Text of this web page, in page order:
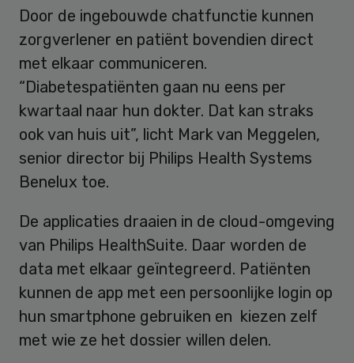
Door de ingebouwde chatfunctie kunnen
zorgverlener en patiënt bovendien direct
met elkaar communiceren.
“Diabetespatiënten gaan nu eens per
kwartaal naar hun dokter. Dat kan straks
ook van huis uit”, licht Mark van Meggelen,
senior director bij Philips Health Systems
Benelux toe.
De applicaties draaien in de cloud-omgeving
van Philips HealthSuite. Daar worden de
data met elkaar geïntegreerd. Patiënten
kunnen de app met een persoonlijke login op
hun smartphone gebruiken en kiezen zelf
met wie ze het dossier willen delen.